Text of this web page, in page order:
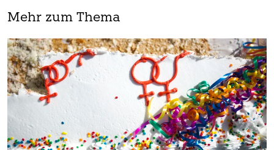
Mehr zum Thema